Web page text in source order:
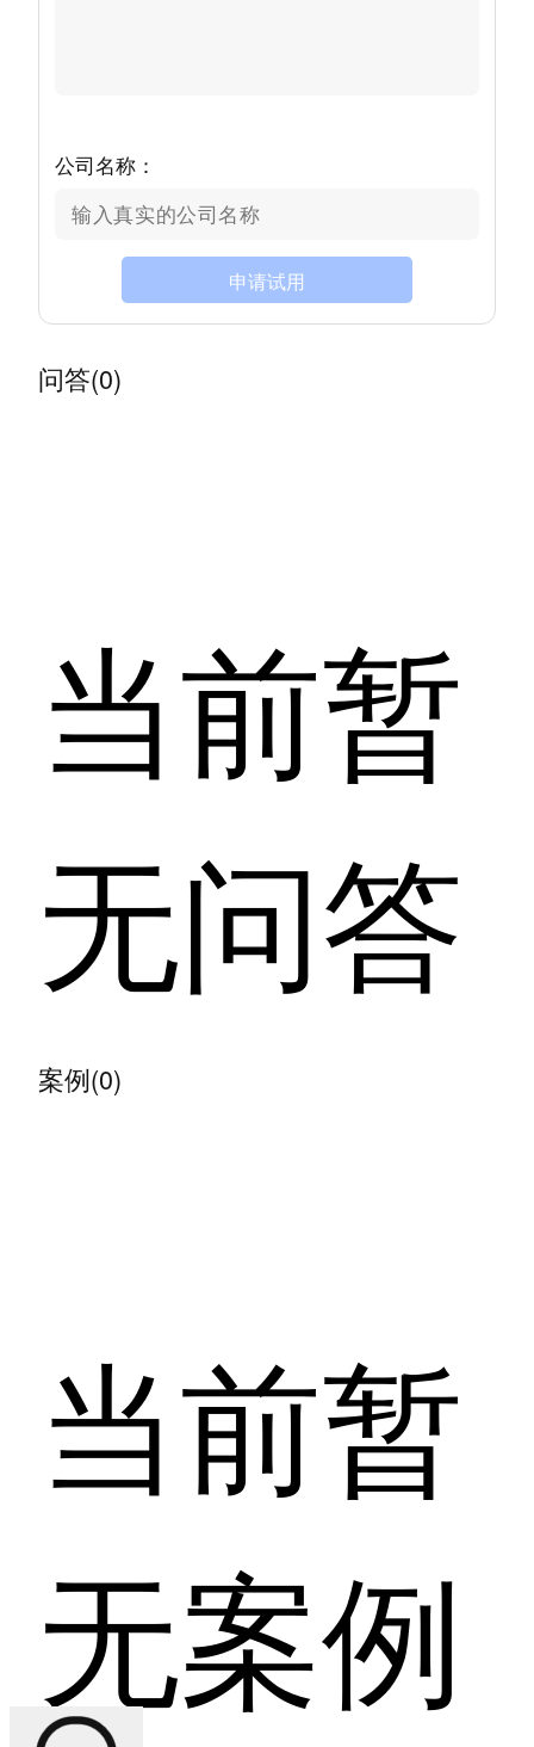
公司名称：
申请试用
问答(0)
当前暂
无问答
案例(0)
当前暂
无案例